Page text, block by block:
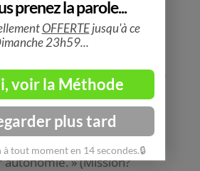
dans notre vie.» (La loie de
enfants et aux autres à aimer
et à grandir au-delà de
Convaincs les de leur
à développer leur pleins
autonomie. » (Mission?